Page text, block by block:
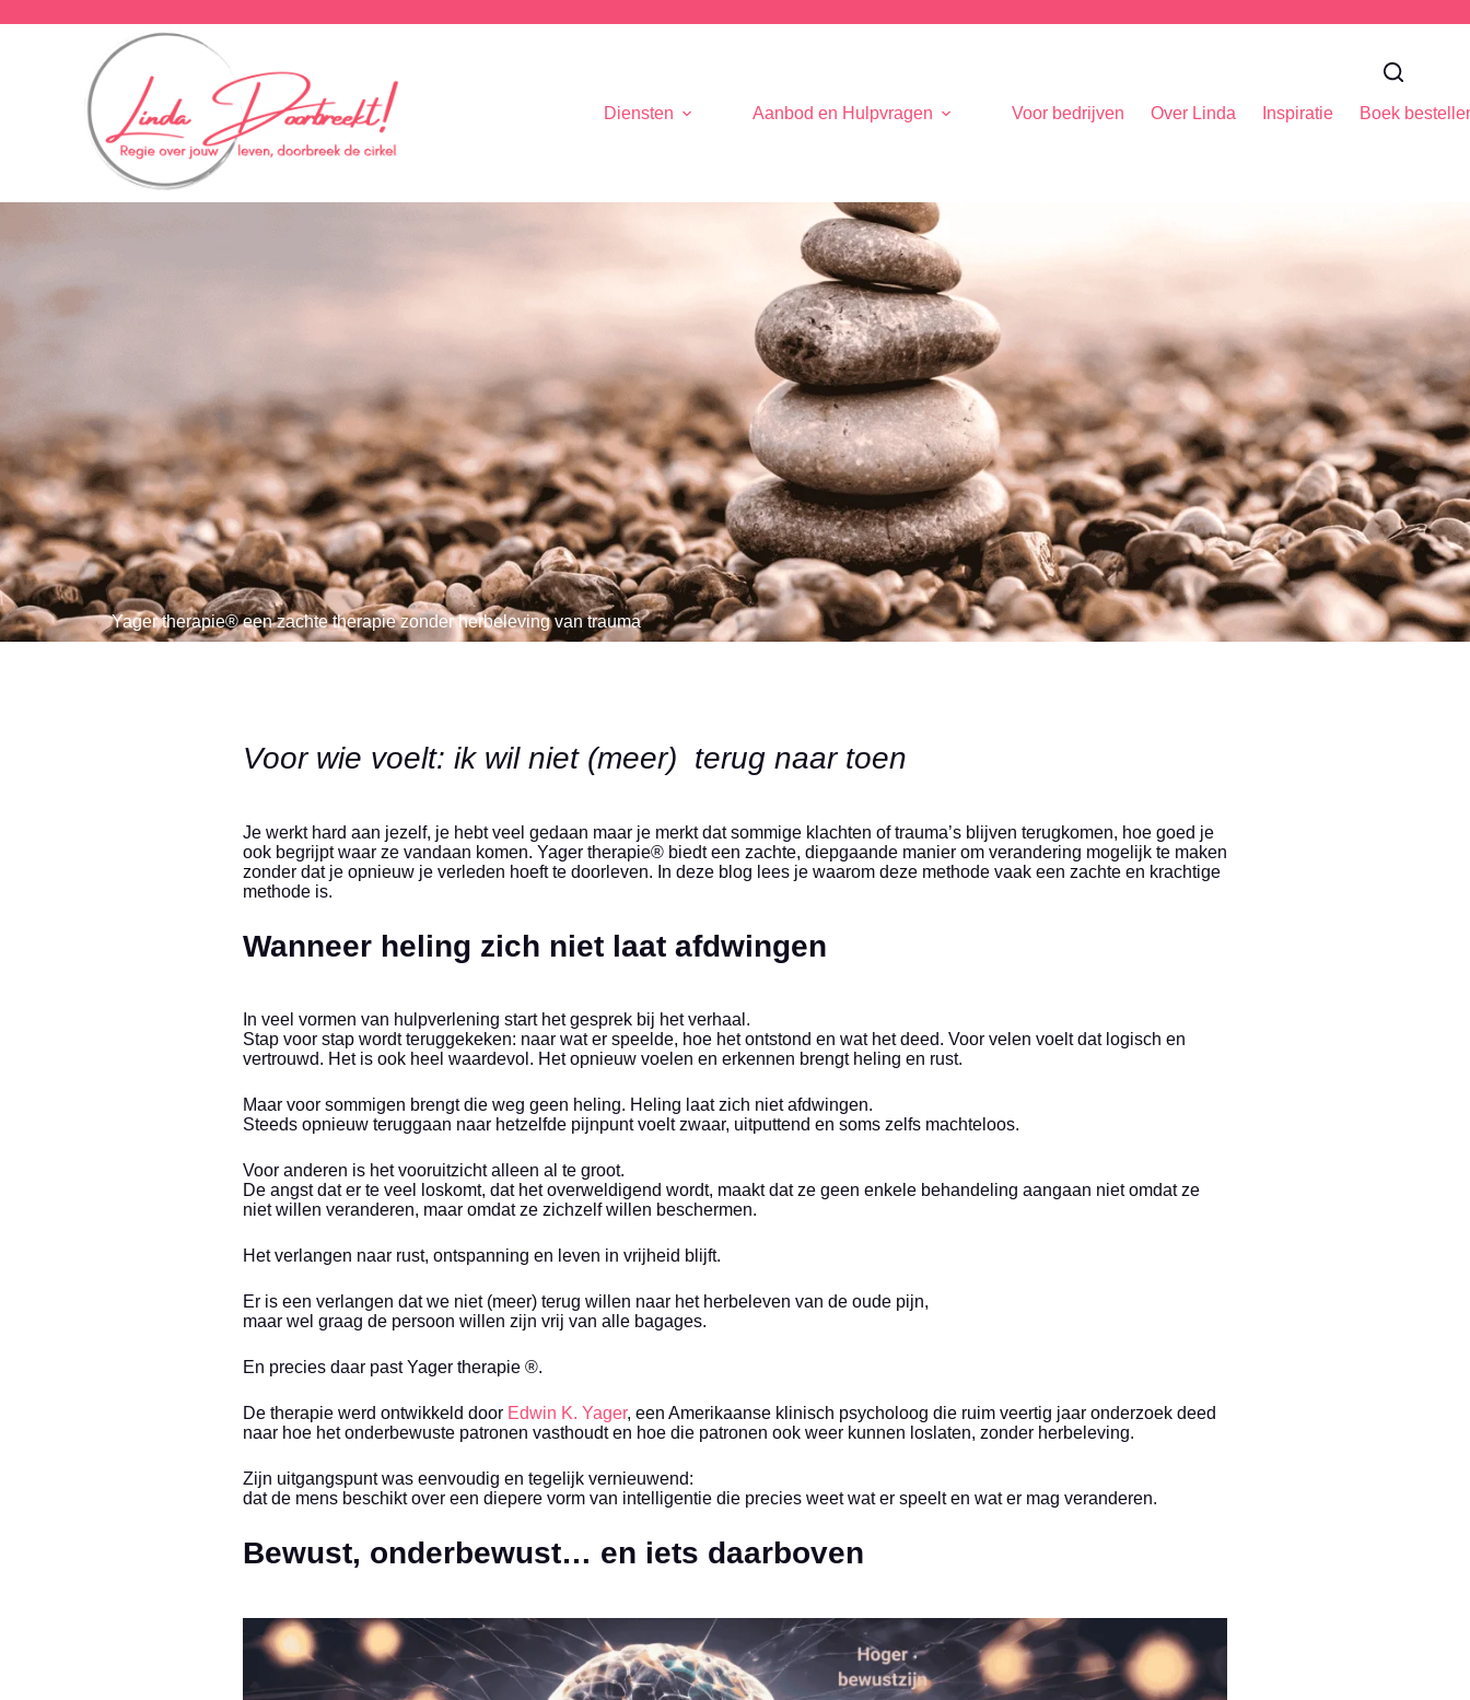
Diensten Aanbod en Hulpvragen Voor bedrijven Over Linda Inspiratie Boek
Yager therapie® een zachte therapie zonder herbeleving van trauma
Voor wie voelt: ik wil niet (meer) terug naar toen
Je werkt hard aan jezelf, je hebt veel gedaan maar je merkt dat sommige klachten of trauma’s blijven terugkomen, hoe goed je
ook begrijpt waar ze vandaan komen. Yager therapie® biedt een zachte, diepgaande manier om verandering mogelijk te maken
zonder dat je opnieuw je verleden hoeft te doorleven. In deze blog lees je waarom deze methode vaak een zachte en krachtige
methode is.
Wanneer heling zich niet laat afdwingen
In veel vormen van hulpverlening start het gesprek bij het verhaal.
Stap voor stap wordt teruggekeken: naar wat er speelde, hoe het ontstond en wat het deed. Voor velen voelt dat logisch en
vertrouwd. Het is ook heel waardevol. Het opnieuw voelen en erkennen brengt heling en rust.
Maar voor sommigen brengt die weg geen heling. Heling laat zich niet afdwingen.
Steeds opnieuw teruggaan naar hetzelfde pijnpunt voelt zwaar, uitputtend en soms zelfs machteloos.
Voor anderen is het vooruitzicht alleen al te groot.
De angst dat er te veel loskomt, dat het overweldigend wordt, maakt dat ze geen enkele behandeling aangaan niet omdat ze
niet willen veranderen, maar omdat ze zichzelf willen beschermen.
Het verlangen naar rust, ontspanning en leven in vrijheid blijft.
Er is een verlangen dat we niet (meer) terug willen naar het herbeleven van de oude pijn,
maar wel graag de persoon willen zijn vrij van alle bagages.
En precies daar past Yager therapie ®.
De therapie werd ontwikkeld door Edwin K. Yager, een Amerikaanse klinisch psycholoog die ruim veertig jaar onderzoek deed
naar hoe het onderbewuste patronen vasthoudt en hoe die patronen ook weer kunnen loslaten, zonder herbeleving.
Zijn uitgangspunt was eenvoudig en tegelijk vernieuwend:
dat de mens beschikt over een diepere vorm van intelligentie die precies weet wat er speelt en wat er mag veranderen.
Bewust, onderbewust… en iets daarboven